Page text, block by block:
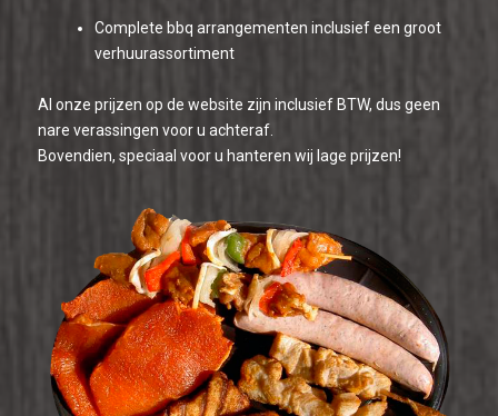
Complete bbq arrangementen inclusief een groot
verhuurassortiment
Al onze prijzen op de website zijn inclusief BTW, dus geen
nare verassingen voor u achteraf.
Bovendien, speciaal voor u hanteren wij lage prijzen!